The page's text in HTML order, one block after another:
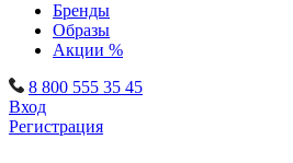
Бренды
Образы
Акции %
8 800 555 35 45
Вход
Регистрация